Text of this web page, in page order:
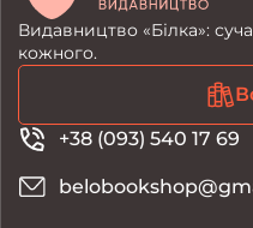
Видавництво «Білка»:
кожного.
+38 (093) 540 17 69